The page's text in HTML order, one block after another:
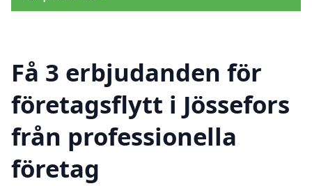
Få 3 erbjudanden för
företagsflytt i Jössefors
från professionella
företag